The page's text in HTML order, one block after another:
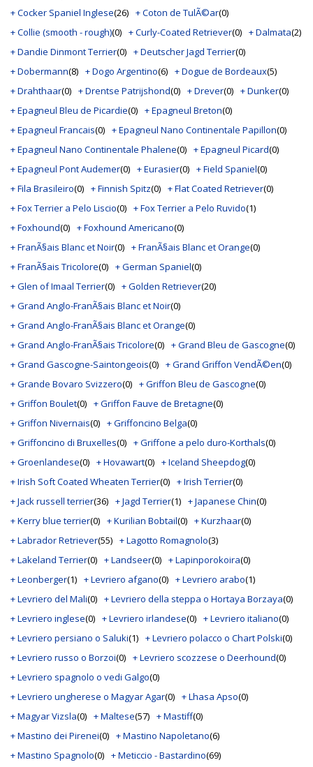
+ Cocker Spaniel Inglese(26) + Coton de TulÃ©ar(0)
+ Collie (smooth - rough)(0) + Curly-Coated Retriever(0) + Dalmata(2)
+ Dandie Dinmont Terrier(0) + Deutscher Jagd Terrier(0)
+ Dobermann(8) + Dogo Argentino(6) + Dogue de Bordeaux(5)
+ Drahthaar(0) + Drentse Patrijshond(0) + Drever(0) + Dunker(0)
+ Epagneul Bleu de Picardie(0) + Epagneul Breton(0)
+ Epagneul Francais(0) + Epagneul Nano Continentale Papillon(0)
+ Epagneul Nano Continentale Phalene(0) + Epagneul Picard(0)
+ Epagneul Pont Audemer(0) + Eurasier(0) + Field Spaniel(0)
+ Fila Brasileiro(0) + Finnish Spitz(0) + Flat Coated Retriever(0)
+ Fox Terrier a Pelo Liscio(0) + Fox Terrier a Pelo Ruvido(1)
+ Foxhound(0) + Foxhound Americano(0)
+ FranÃ§ais Blanc et Noir(0) + FranÃ§ais Blanc et Orange(0)
+ FranÃ§ais Tricolore(0) + German Spaniel(0)
+ Glen of Imaal Terrier(0) + Golden Retriever(20)
+ Grand Anglo-FranÃ§ais Blanc et Noir(0)
+ Grand Anglo-FranÃ§ais Blanc et Orange(0)
+ Grand Anglo-FranÃ§ais Tricolore(0) + Grand Bleu de Gascogne(0)
+ Grand Gascogne-Saintongeois(0) + Grand Griffon VendÃ©en(0)
+ Grande Bovaro Svizzero(0) + Griffon Bleu de Gascogne(0)
+ Griffon Boulet(0) + Griffon Fauve de Bretagne(0)
+ Griffon Nivernais(0) + Griffoncino Belga(0)
+ Griffoncino di Bruxelles(0) + Griffone a pelo duro-Korthals(0)
+ Groenlandese(0) + Hovawart(0) + Iceland Sheepdog(0)
+ Irish Soft Coated Wheaten Terrier(0) + Irish Terrier(0)
+ Jack russell terrier(36) + Jagd Terrier(1) + Japanese Chin(0)
+ Kerry blue terrier(0) + Kurilian Bobtail(0) + Kurzhaar(0)
+ Labrador Retriever(55) + Lagotto Romagnolo(3)
+ Lakeland Terrier(0) + Landseer(0) + Lapinporokoira(0)
+ Leonberger(1) + Levriero afgano(0) + Levriero arabo(1)
+ Levriero del Mali(0) + Levriero della steppa o Hortaya Borzaya(0)
+ Levriero inglese(0) + Levriero irlandese(0) + Levriero italiano(0)
+ Levriero persiano o Saluki(1) + Levriero polacco o Chart Polski(0)
+ Levriero russo o Borzoi(0) + Levriero scozzese o Deerhound(0)
+ Levriero spagnolo o vedi Galgo(0)
+ Levriero ungherese o Magyar Agar(0) + Lhasa Apso(0)
+ Magyar Vizsla(0) + Maltese(57) + Mastiff(0)
+ Mastino dei Pirenei(0) + Mastino Napoletano(6)
+ Mastino Spagnolo(0) + Meticcio - Bastardino(69)